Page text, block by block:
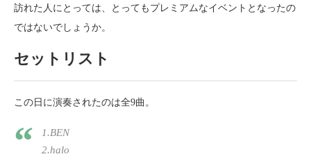
訪れた人にとっては、とってもプレミアムなイベントとなったの
ではないでしょうか。
セットリスト
この日に演奏されたのは全9曲。
1.BEN
2.halo